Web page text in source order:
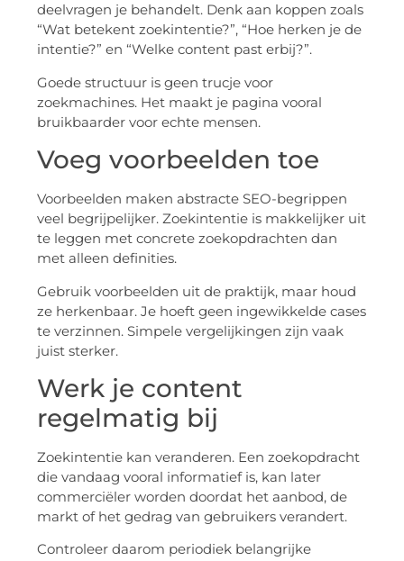
deelvragen je behandelt. Denk aan koppen zoals
“Wat betekent zoekintentie?”, “Hoe herken je de
intentie?” en “Welke content past erbij?”.
Goede structuur is geen trucje voor
zoekmachines. Het maakt je pagina vooral
bruikbaarder voor echte mensen.
Voeg voorbeelden toe
Voorbeelden maken abstracte SEO-begrippen
veel begrijpelijker. Zoekintentie is makkelijker uit
te leggen met concrete zoekopdrachten dan
met alleen definities.
Gebruik voorbeelden uit de praktijk, maar houd
ze herkenbaar. Je hoeft geen ingewikkelde cases
te verzinnen. Simpele vergelijkingen zijn vaak
juist sterker.
Werk je content
regelmatig bij
Zoekintentie kan veranderen. Een zoekopdracht
die vandaag vooral informatief is, kan later
commerciëler worden doordat het aanbod, de
markt of het gedrag van gebruikers verandert.
Controleer daarom periodiek belangrijke